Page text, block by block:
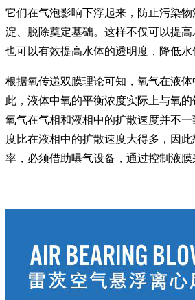
它们在气泡影响下浮起来，防止污染
淀、脱除奠定基础。这样不仅可以提高
也可以有效提高水体的透明度，降低水
根据氧传递双膜理论可知，氧气在液
此，液体中氧的平衡浓度实际上与氧的
氧气在气相和液相中的扩散速度并不
度比在液相中的扩散速度大得多，因
率，必须借助曝气设备，通过控制液膜